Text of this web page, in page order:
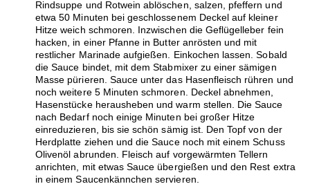
Rindsuppe und Rotwein ablöschen, salzen, pfeffern und
etwa 50 Minuten bei geschlossenem Deckel auf kleiner
Hitze weich schmoren. Inzwischen die Geflügelleber fein
hacken, in einer Pfanne in Butter anrösten und mit
restlicher Marinade aufgießen. Einkochen lassen. Sobald
die Sauce bindet, mit dem Stabmixer zu einer sämigen
Masse pürieren. Sauce unter das Hasenfleisch rühren und
noch weitere 5 Minuten schmoren. Deckel abnehmen,
Hasenstücke herausheben und warm stellen. Die Sauce
nach Bedarf noch einige Minuten bei großer Hitze
einreduzieren, bis sie schön sämig ist. Den Topf von der
Herdplatte ziehen und die Sauce noch mit einem Schuss
Olivenöl abrunden. Fleisch auf vorgewärmten Tellern
anrichten, mit etwas Sauce übergießen und den Rest extra
in einem Saucenkännchen servieren.